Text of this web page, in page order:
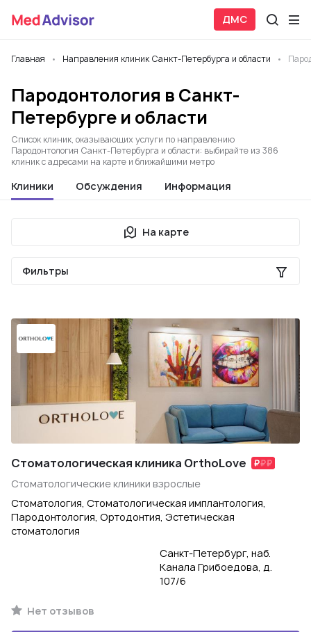
ДМС
Главная Направления клиник Санкт-Петербурга и области
Пародонтология в Санкт-
Петербурге и области
Список клиник, оказывающих услуги по направлению
Пародонтология Санкт-Петербурга и области: выбирайте из 386
клиник с адресами на карте и ближайшими метро
Клиники Обсуждения Информация
На карте
Фильтры
Стоматологическая клиника OrthoLove
Стоматологические клиники взрослые
Стоматология, Стоматологическая имплантология,
Пародонтология, Ортодонтия, Эстетическая
стоматология
Санкт-Петербург, наб.
Канала Грибоедова, д.
107/6
Нет отзывов